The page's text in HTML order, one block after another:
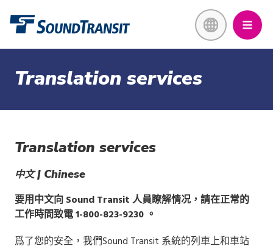
content
Translation services
Translation services
中文| Chinese
要用中文向 Sound Transit 人員瞭解情况，請在正常的
工作時間致電 1-800-823-9230 。
爲了您的安全，我們Sound Transit 系統的列車上和車站